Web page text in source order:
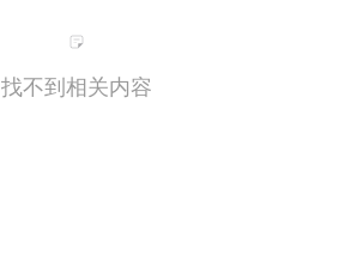
找不到相关内容